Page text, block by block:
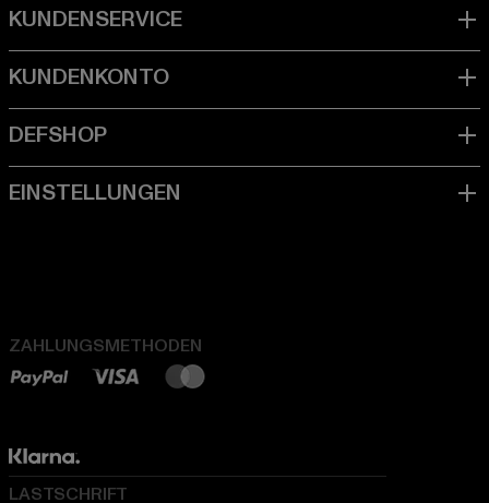
ZAHLUNGSMETHODEN
LASTSCHRIFT